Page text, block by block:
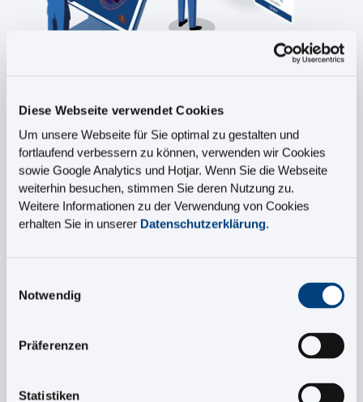
Diese Webseite verwendet Cookies
Um unsere Webseite für Sie optimal zu gestalten und
fortlaufend verbessern zu können, verwenden wir Cookies
sowie Google Analytics und Hotjar. Wenn Sie die Webseite
weiterhin besuchen, stimmen Sie deren Nutzung zu.
Weitere Informationen zu der Verwendung von Cookies
erhalten Sie in unserer Datenschutzerklärung.
Notwendig
Präferenzen
Statistiken
Diese Use-Cases
zeigen wir Ihnen:
Ein Servicetechniker steht vor einer defekten
Maschine und muss das passende Ersatzteil
Servicetechniker müssen im Einsatz schnell das